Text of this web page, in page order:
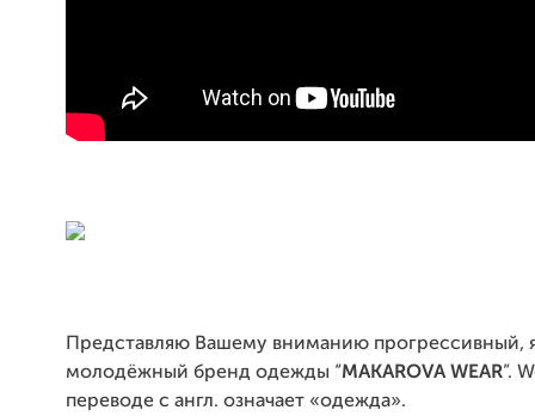
Представляю Вашему вниманию прогрессивный,
молодёжный бренд одежды “MAKAROVA WEAR”.
переводе с англ. означает «одежда».